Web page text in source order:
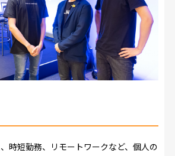
時短勤務、リモートワークなど、個人の